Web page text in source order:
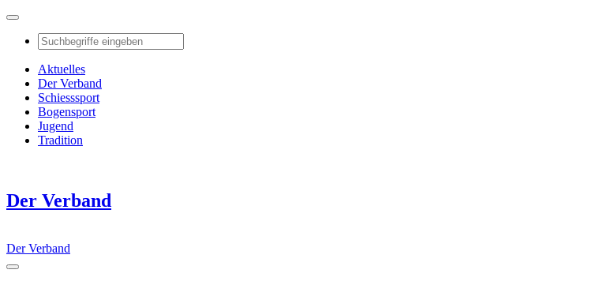
Aktuelles
Der Verband
Schiesssport
Bogensport
Jugend
Tradition
Der Verband
Der Verband